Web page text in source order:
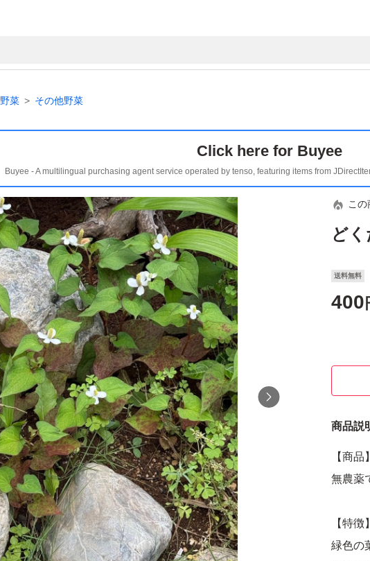
野菜 その他野菜
Click here for Buyee
Buyee - A multilingual purchasing agent service operated by tenso, featuring items from
この
ど
送料無料
400
商品説
【商品】
無農薬
【特徴】
緑色の